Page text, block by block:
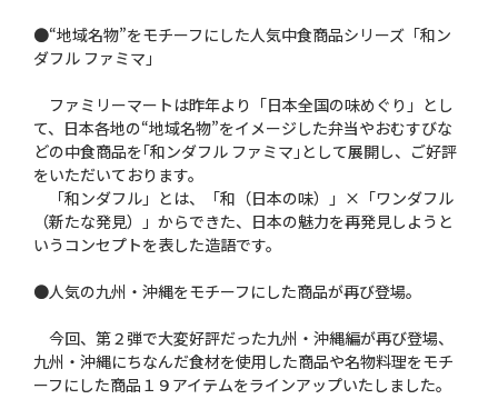
●“地域名物”をモチーフにした人気中食商品シリーズ「和ン
ダフル ファミマ」
ファミリーマートは昨年より「日本全国の味めぐり」とし
て、日本各地の“地域名物”をイメージした弁当やおむすびな
どの中食商品を｢和ンダフル ファミマ｣として展開し、ご好評
をいただいております。
「和ンダフル」とは、「和（日本の味）」×「ワンダフル
（新たな発見）」からできた、日本の魅力を再発見しようと
いうコンセプトを表した造語です。
●人気の九州・沖縄をモチーフにした商品が再び登場。
今回、第２弾で大変好評だった九州・沖縄編が再び登場、
九州・沖縄にちなんだ食材を使用した商品や名物料理をモチ
ーフにした商品１９アイテムをラインアップいたしました。